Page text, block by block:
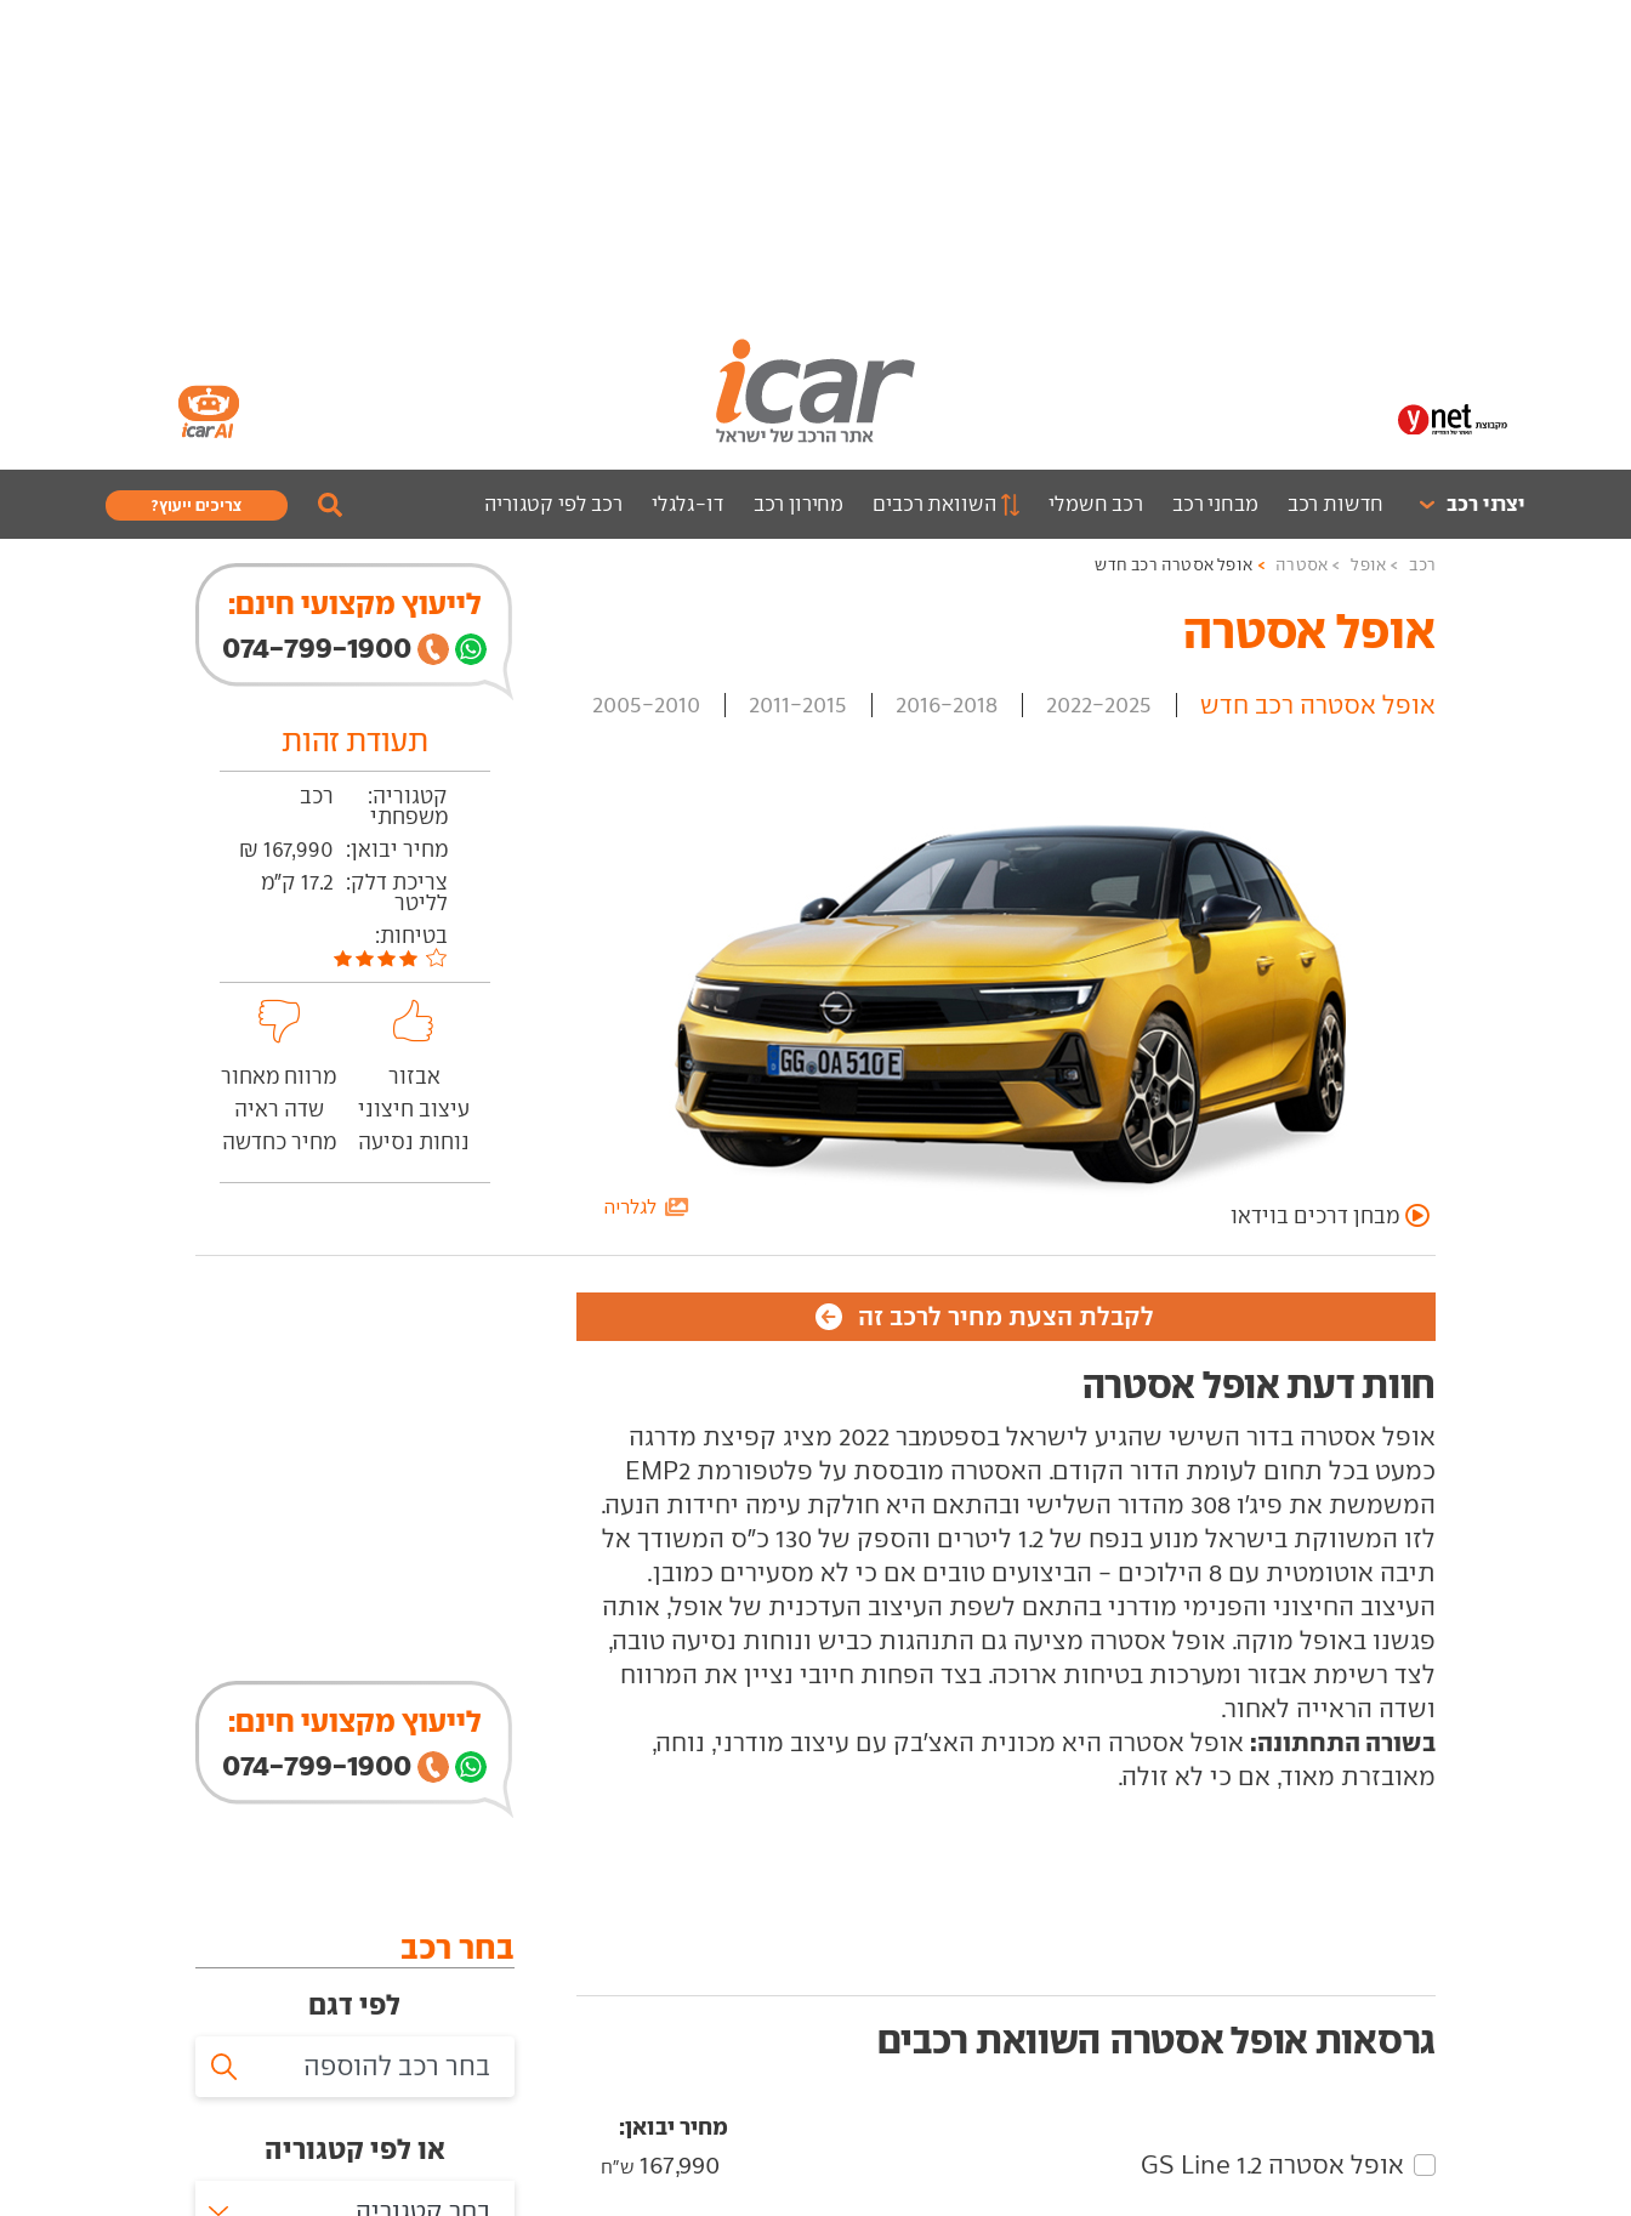
יצרני רכב חדשות רכב מבחני רכב רכב חשמלי השוואת רכבים מחירון רכב דו-גלגלי רכב לפי קטגוריה צריכים ייעוץ?
רכב אופל אסטרה אופל אסטרה רכב חדש
לייעוץ מקצועי חינם:
אופל אסטרה ‏
אופל אסטרה רכב חדש 2022-2025
2016-2018
2011-2015
2005-2010
לגלריה מבחן דרכים בוידאו
תעודת זהות
קטגוריה: רכב
משפחתי
מחיר יבואן:
צריכת דלק:
17.2 ק"מ
לליטר
בטיחות:
אבזור
עיצוב חיצוני
נוחות נסיעה
מרווח מאחור
שדה ראיה
מחיר כחדשה
לקבלת הצעת מחיר לרכב זה
חוות דעת אופל אסטרה
אופל אסטרה בדור השישי שהגיע לישראל בספטמבר 2022 מציג קפיצת מדרגה
כמעט בכל תחום לעומת הדור הקודם. האסטרה מובססת על פלטפורמת EMP2
המשמשת את פיג'ו 308 מהדור השלישי ובהתאם היא חולקת עימה יחידות הנעה.
לזו המשווקת בישראל מנוע בנפח של 1.2 ליטרים והספק של 130 כ"ס המשודך אל
תיבה אוטומטית עם 8 הילוכים - הביצועים טובים אם כי לא מסעירים כמובן.
העיצוב החיצוני והפנימי מודרני בהתאם לשפת העיצוב העדכנית של אופל, אותה
פגשנו באופל מוקה. אופל אסטרה מציעה גם התנהגות כביש ונוחות נסיעה טובה,
לצד רשימת אבזור ומערכות בטיחות ארוכה. בצד הפחות חיובי נציין את המרווח
ושדה הראייה לאחור.
בשורה התחתונה: אופל אסטרה היא מכונית האצ'בק עם עיצוב מודרני, נוחה,
מאובזרת מאוד, אם כי לא זולה.
גרסאות אופל אסטרה השוואת רכבים
מחיר יבואן:
אופל‏ אסטרה‏ 1.2 GS Line 167,990 ש"ח
לייעוץ מקצועי חינם:
074-799-1900
בחר רכב
לפי דגם
או לפי קטגוריה